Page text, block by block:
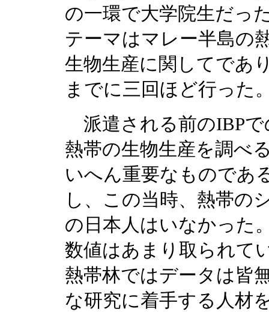
の一環で大学院生だっ
テーマはマレー半島の
生物生産に関してであ
までに三回ほど行った
派遣される前のIBPで
熱帯の生物生産を調べ
いへん重要なものであ
し、この当時、熱帯の
の日本人はいなかった
数値はあまり取られて
熱帯林ではデータは皆
な研究に着手する人材